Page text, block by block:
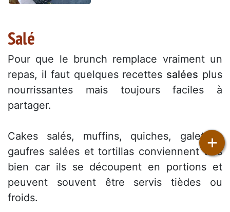
Salé
Pour que le brunch remplace vraiment un
repas, il faut quelques recettes salées plus
nourrissantes mais toujours faciles à
partager.
Cakes salés, muffins, quiches, galettes,
gaufres salées et tortillas conviennent très
bien car ils se découpent en portions et
peuvent souvent être servis tièdes ou
froids.
+